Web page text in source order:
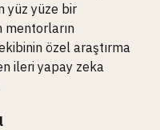
yüz yüze bir
mentorların
özel araştırma
ileri yapay zeka